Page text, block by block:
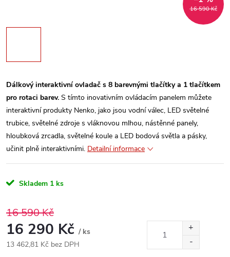
16 590 Kč
Dálkový interaktivní ovladač s 8 barevnými tlačítky a 1 tlačítkem
pro rotaci barev. S tímto inovativním ovládacím panelem můžete
interaktivní produkty Nenko, jako jsou vodní válec, LED světelné
trubice, světelné zdroje s vláknovou mlhou, nástěnné panely,
hloubková zrcadla, světelné koule a LED bodová světla a pásky,
učinit plně interaktivními. Detailní informace
Skladem 1 ks
16 590 Kč
16 290 Kč / ks
13 462,81 Kč bez DPH